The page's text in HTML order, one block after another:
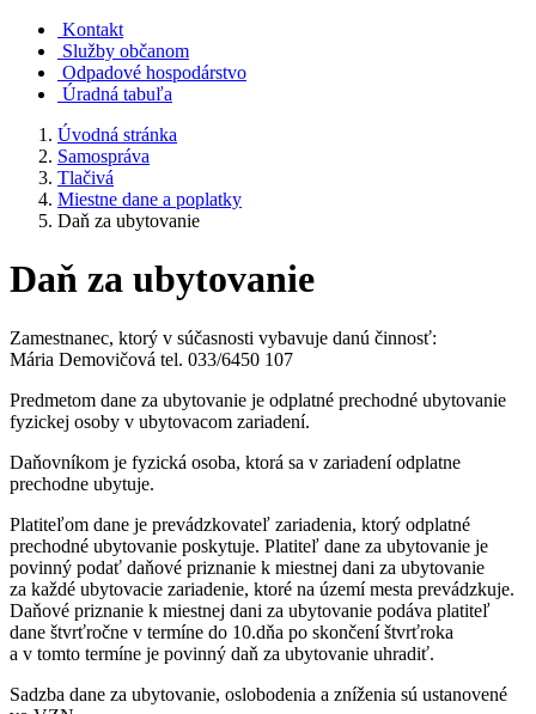
Kontakt
Služby občanom
Odpadové hospodárstvo
Úradná tabuľa
Úvodná stránka
Samospráva
Tlačivá
Miestne dane a poplatky
Daň za ubytovanie
Daň za ubytovanie
Zamestnanec, ktorý v súčasnosti vybavuje danú činnosť:
Mária Demovičová tel. 033/6450 107
Predmetom dane za ubytovanie je odplatné prechodné ubytovanie
fyzickej osoby v ubytovacom zariadení.
Daňovníkom je fyzická osoba, ktorá sa v zariadení odplatne
prechodne ubytuje.
Platiteľom dane je prevádzkovateľ zariadenia, ktorý odplatné
prechodné ubytovanie poskytuje. Platiteľ dane za ubytovanie je
povinný podať daňové priznanie k miestnej dani za ubytovanie
za každé ubytovacie zariadenie, ktoré na území mesta prevádzkuje.
Daňové priznanie k miestnej dani za ubytovanie podáva platiteľ
dane štvrťročne v termíne do 10.dňa po skončení štvrťroka
a v tomto termíne je povinný daň za ubytovanie uhradiť.
Sadzba dane za ubytovanie, oslobodenia a zníženia sú ustanovené